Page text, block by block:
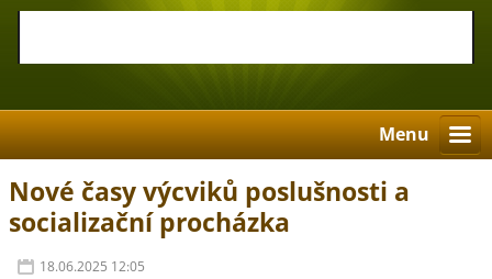
Menu
Nové časy výcviků poslušnosti a
socializační procházka
18.06.2025 12:05